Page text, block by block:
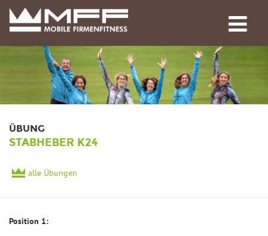
ÜBUNG
STABHEBER K24
alle Übungen
Position 1: